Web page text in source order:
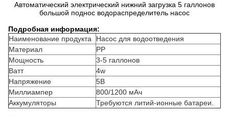
Автоматический электрический нижний загрузка 5 галлонов
большой поднос водораспределитель насос
Подробная информация:
Наименование продукта
Насос для водоотведения
Материал
PP
Мощность
3-5 галлонов
Ватт
4w
Напряжение
5В
Миллиампер
800/1200 мАч
Аккумуляторы
Требуются литий-ионные батареи.